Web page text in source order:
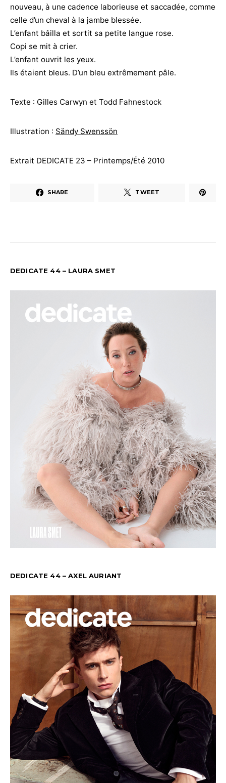
nouveau, à une cadence laborieuse et saccadée, comme
celle d’un cheval à la jambe blessée.
L’enfant bâilla et sortit sa petite langue rose.
Copi se mit à crier.
L’enfant ouvrit les yeux.
Ils étaient bleus. D’un bleu extrêmement pâle.
Texte : Gilles Carwyn et Todd Fahnestock
Illustration : Sändy Swenssön
Extrait DEDICATE 23 – Printemps/Été 2010
SHARE TWEET
DEDICATE 44 – LAURA SMET
DEDICATE 44 – AXEL AURIANT